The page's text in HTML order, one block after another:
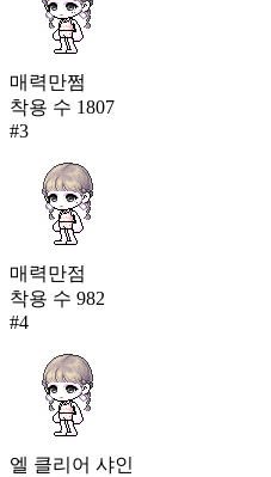
매력만쩜
착용 수 1807
#3
매력만점
착용 수 982
#4
엘 클리어 샤인